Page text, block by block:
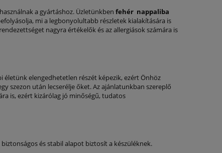
a gyártáshoz. Üzletünkben fehér nappaliba
mi a legbonyolultabb részletek kialakítására is
nagyra értékelők és az allergiások számára is
elengedhetetlen részét képezik, ezért Önhöz
szezon után lecserélje őket. Az ajánlatunkban szereplő
is, ezért kizárólag jó minőségű, tudatos
biztonságos és stabil alapot biztosít a készüléknek.